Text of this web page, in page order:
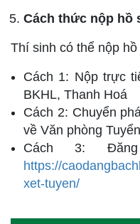
Cách thức nộp hồ
Thí sinh có thể nộp
Cách 1: Nộp trực
BKHL, Thanh Hoá
Cách 2: Chuyển
về Văn phòng
Cách 3:
https://
xet-tuyen/